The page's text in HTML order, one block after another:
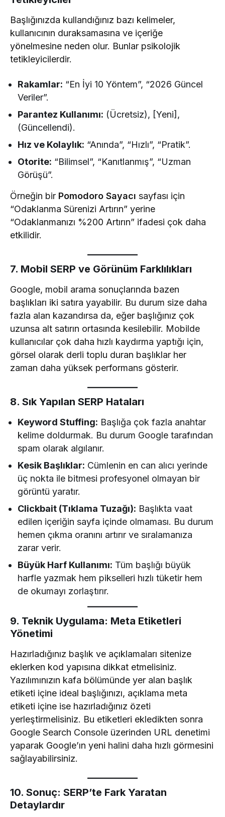
Başlığınızda kullandığınız bazı kelimeler,
kullanıcının duraksamasına ve içeriğe
yönelmesine neden olur. Bunlar psikolojik
tetikleyicilerdir.
Rakamlar: “En İyi 10 Yöntem”, “2026 Güncel
Veriler”.
Parantez Kullanımı: (Ücretsiz), [Yeni],
(Güncellendi).
Hız ve Kolaylık: “Anında”, “Hızlı”, “Pratik”.
Otorite: “Bilimsel”, “Kanıtlanmış”, “Uzman
Görüşü”.
Örneğin bir Pomodoro Sayacı sayfası için
“Odaklanma Sürenizi Artırın” yerine
“Odaklanmanızı %200 Artırın” ifadesi çok daha
etkilidir.
7. Mobil SERP ve Görünüm Farklılıkları
Google, mobil arama sonuçlarında bazen
başlıkları iki satıra yayabilir. Bu durum size daha
fazla alan kazandırsa da, eğer başlığınız çok
uzunsa alt satırın ortasında kesilebilir. Mobilde
kullanıcılar çok daha hızlı kaydırma yaptığı için,
görsel olarak derli toplu duran başlıklar her
zaman daha yüksek performans gösterir.
8. Sık Yapılan SERP Hataları
Keyword Stuffing: Başlığa çok fazla anahtar
kelime doldurmak. Bu durum Google tarafından
spam olarak algılanır.
Kesik Başlıklar: Cümlenin en can alıcı yerinde
üç nokta ile bitmesi profesyonel olmayan bir
görüntü yaratır.
Clickbait (Tıklama Tuzağı): Başlıkta vaat
edilen içeriğin sayfa içinde olmaması. Bu durum
hemen çıkma oranını artırır ve sıralamanıza
zarar verir.
Büyük Harf Kullanımı: Tüm başlığı büyük
harfle yazmak hem pikselleri hızlı tüketir hem
de okumayı zorlaştırır.
9. Teknik Uygulama: Meta Etiketleri
Yönetimi
Hazırladığınız başlık ve açıklamaları sitenize
eklerken kod yapısına dikkat etmelisiniz.
Yazılımınızın kafa bölümünde yer alan başlık
etiketi içine ideal başlığınızı, açıklama meta
etiketi içine ise hazırladığınız özeti
yerleştirmelisiniz. Bu etiketleri ekledikten sonra
Google Search Console üzerinden URL denetimi
yaparak Google’ın yeni halini daha hızlı görmesini
sağlayabilirsiniz.
10. Sonuç: SERP’te Fark Yaratan
Detaylardır